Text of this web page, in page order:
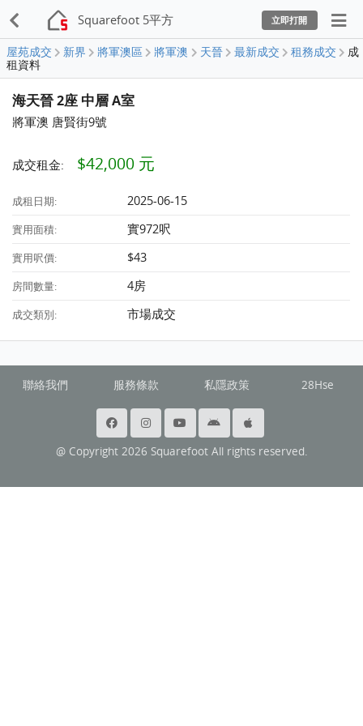
Squarefoot 5平方 立即打開
屋苑成交 新界 將軍澳區 將軍澳 天晉 最新成交 租務成交
成
租資料
海天晉 2座 中層 A室
將軍澳 唐賢街9號
成交租金: $42,000 元
成租日期: 2025-06-15
實用面積: 實972呎
實用呎價: $43
房間數量: 4房
成交類別: 市場成交
聯絡我們 服務條款 私隱政策 28Hse
@ Copyright 2026 Squarefoot All rights reserved.